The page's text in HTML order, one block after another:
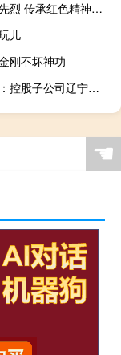
缅怀革命先烈 传承红色精神（缅怀）
儿
刚不坏神功
三祥新材：控股子公司辽宁华祥签署《技术开发合作协议》
☚